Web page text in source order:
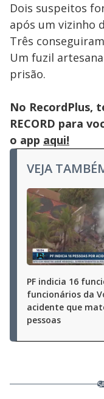
Dois suspeitos
após um vizinho
Três
Um fuzil
prisão.
No RecordPlus,
RECORD para
o app aqui!
VEJA
PF indicia 16
funcionários da
acidente que
pessoas